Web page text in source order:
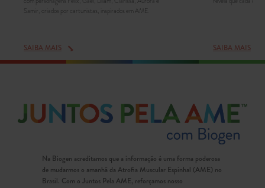
Samir, criados por cartunistas, inspirados em AME.
SAIBA MAIS SAIBA MAIS
Na Biogen acreditamos que a informação é uma forma poderosa
de mudarmos o amanhã da Atrofia Muscular Espinhal (AME) no
Brasil. Com o Juntos Pela AME, reforçamos nosso